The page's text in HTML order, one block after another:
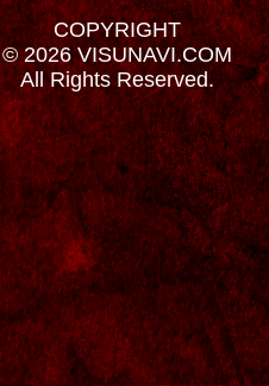
COPYRIGHT
© 2026 VISUNAVI.COM
All Rights Reserved.